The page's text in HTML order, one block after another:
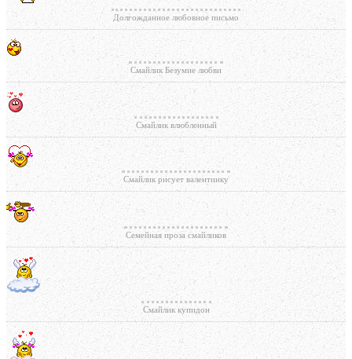
Долгожданное любовное письмо
Смайлик Безумие любви
Смайлик влюбленный
Смайлик рисует валентинку
Семейная проза смайликов
Смайлик купидон